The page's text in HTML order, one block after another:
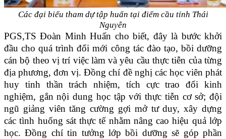
Các đại biểu tham dự tập huấn tại điểm cầu tỉnh Thái
Nguyên
PGS,TS Đoàn Minh Huấn cho biết, đây là bước khởi
đầu cho quá trình đổi mới công tác đào tạo, bồi dưỡng
cán bộ theo vị trí việc làm và yêu cầu thực tiễn của từng
địa phương, đơn vị. Đồng chí đề nghị các học viên phát
huy tinh thần trách nhiệm, tích cực trao đổi kinh
nghiệm, gắn nội dung học tập với thực tiễn cơ sở; đội
ngũ giảng viên tăng cường gợi mở tư duy, xây dựng
các tình huống sát thực tế nhằm nâng cao hiệu quả lớp
học. Đồng chí tin tưởng lớp bồi dưỡng sẽ góp phần